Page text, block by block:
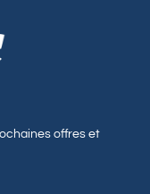
offres et